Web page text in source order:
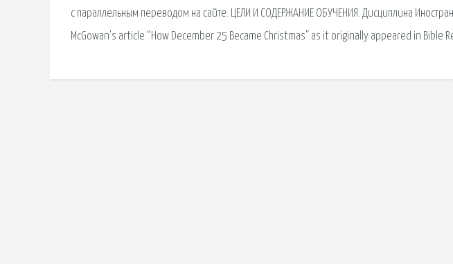
с параллельным переводом на сайте. ЦЕЛИ И СОДЕРЖАНИЕ ОБУЧЕНИЯ. Дисциплина
McGowan’s article “How December 25 Became Christmas” as it originally appeared in Bible